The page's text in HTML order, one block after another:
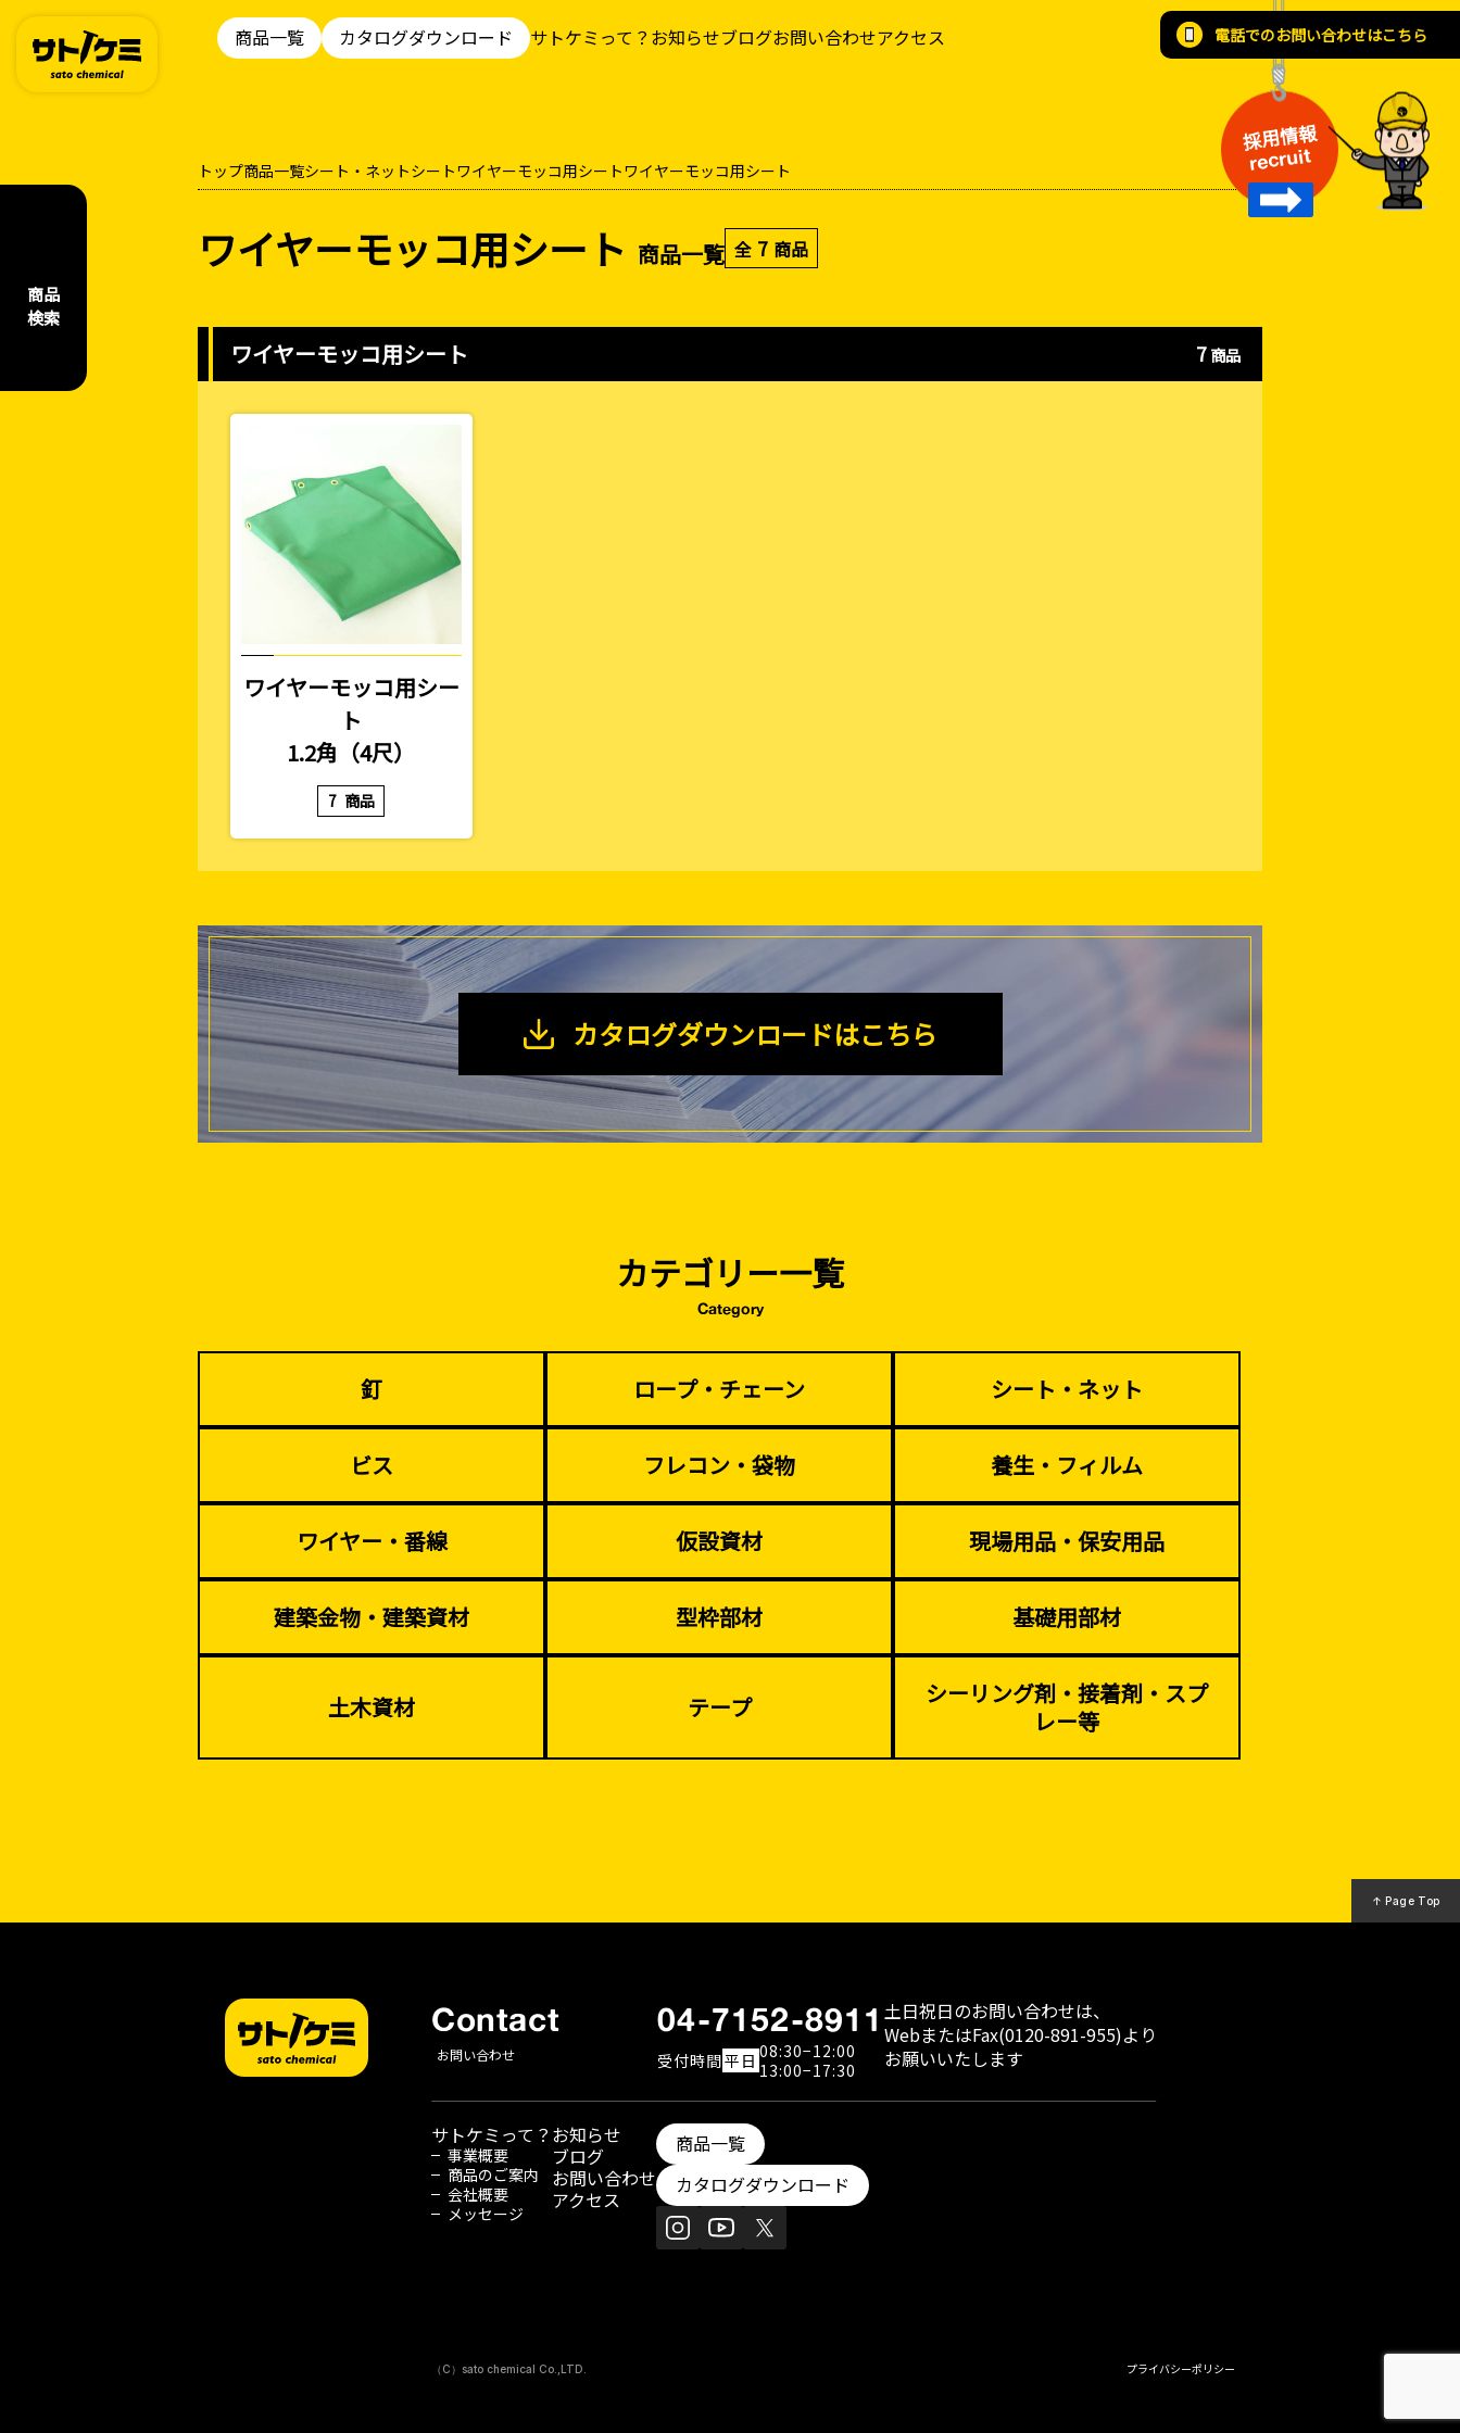
商品一覧 カタログダウンロード サトケミって？ お知らせブログお問い合わせアクセス
商品
検索
家、マンションを
塗装工事
基礎工事・
仮説・バリケード
採用情報
recruit
電話でのお問い合わせはこちら
トップ商品一覧シート・ネットシートワイヤーモッコ用シートワイヤーモッコ用シート
ワイヤーモッコ用シート 商品一覧 全 7 商品
ワイヤーモッコ用シート 7商品
ワイヤーモッコ用シー
ト
1.2角（4尺）
7 商品
カタログダウンロードはこちら
カテゴリー一覧
Category
釘 ロープ・チェーン シート・ネット
ビス フレコン・袋物 養生・フィルム
ワイヤー・番線 仮設資材 現場用品・保安用品
建築金物・建築資材 型枠部材 基礎用部材
土木資材 テープ
シーリング剤・接着剤・スプ
レー等
↑ Page Top
Contact
お問い合わせ
04-7152-8911
受付時間平日 08:30−12:00
13:00−17:30
土日祝日のお問い合わせは、
WebまたはFax(0120-891-955)より
お願いいたします
サトケミって？
事業概要
商品のご案内
会社概要
メッセージ
お知らせ
ブログ
お問い合わせ
アクセス
商品一覧
カタログダウンロード
プライバシーポリシー
（C）sato chemical Co.,LTD.